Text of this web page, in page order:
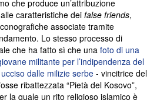
che produce un’attribuzione
caratteristiche dei false friends,
associate tramite
Lo stesso processo di
che ha fatto sì che una foto di una
militante per l’indipendenza del
dalle milizie serbe - vincitrice del
ribattezzata “Pietà del Kosovo”,
la quale un rito religioso islamico è